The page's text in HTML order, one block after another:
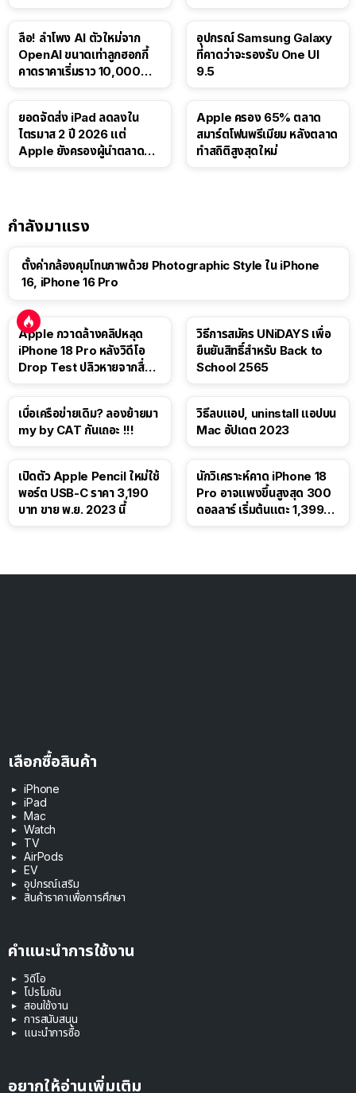
ลือ! ลำโพง AI ตัวใหม่จาก
OpenAI ขนาดเท่าลูกฮอกกี้
คาดราคาเริ่มราว 10,000
อุปกรณ์ Samsung Galaxy
ที่คาดว่าจะรองรับ One UI
9.5
ยอดจัดส่ง iPad ลดลงใน
ไตรมาส 2 ปี 2026 แต่
Apple ยังครองผู้นำตลาด
Apple ครอง 65% ตลาด
สมาร์ตโฟนพรีเมียม หลังตลาด
ทำสถิติสูงสุดใหม่
กำลังมาแรง
ตั้งค่ากล้องคุมโทนภาพด้วย Photographic Style ใน iPhone
16, iPhone 16 Pro
Apple กวาดล้างคลิปหลุด
iPhone 18 Pro หลังวิดีโอ
Drop Test ปลิวหายจากสื่อ
วิธีการสมัคร UNiDAYS เพื่อ
ยืนยันสิทธิ์สำหรับ Back to
School 2565
เบื่อเครือข่ายเดิม? ลองย้ายมา
my by CAT กันเถอะ !!!
วิธีลบแอป, uninstall แอปบน
Mac อัปเดต 2023
เปิดตัว Apple Pencil ใหม่ใช้
พอร์ต USB-C ราคา 3,190
บาท ขาย พ.ย. 2023 นี้
นักวิเคราะห์คาด iPhone 18
Pro อาจแพงขึ้นสูงสุด 300
ดอลลาร์ เริ่มต้นแตะ 1,399
เลือกซื้อสินค้า
iPhone
iPad
Mac
Watch
TV
AirPods
EV
อุปกรณ์เสริม
สินค้าราคาเพื่อการศึกษา
คำแนะนำการใช้งาน
วิดีโอ
โปรโมชัน
สอนใช้งาน
การสนับสนุน
แนะนำการซื้อ
อยากให้อ่านเพิ่มเติม